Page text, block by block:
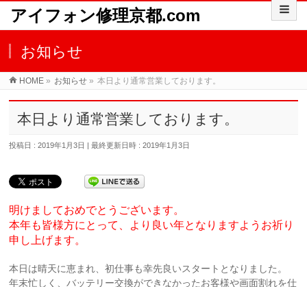
アイフォン修理京都.com
お知らせ
HOME » お知らせ » 本日より通常営業しております。
本日より通常営業しております。
投稿日 : 2019年1月3日 最終更新日時 : 2019年1月3日
明けましておめでとうございます。
本年も皆様方にとって、より良い年となりますようお祈り
申し上げます。
本日は晴天に恵まれ、初仕事も幸先良いスタートとなりました。
年末忙しく、バッテリー交換ができなかったお客様や画面割れを仕